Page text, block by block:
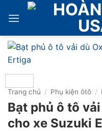
qua
dung
Trang chủ / Phụ kiện ôtô /
Bạt phủ ô tô
cho xe Suzuki